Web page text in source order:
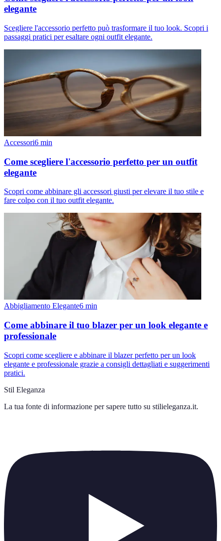
elegante
Scegliere l'accessorio perfetto può trasformare il tuo look. Scopri i
passaggi pratici per esaltare ogni outfit elegante.
Accessori6 min
Come scegliere l'accessorio perfetto per un outfit
elegante
Scopri come abbinare gli accessori giusti per elevare il tuo stile e
fare colpo con il tuo outfit elegante.
Abbigliamento Elegante6 min
Come abbinare il tuo blazer per un look elegante e
professionale
Scopri come scegliere e abbinare il blazer perfetto per un look
elegante e professionale grazie a consigli dettagliati e suggerimenti
pratici.
Stil Eleganza
La tua fonte di informazione per sapere tutto su stilieleganza.it.